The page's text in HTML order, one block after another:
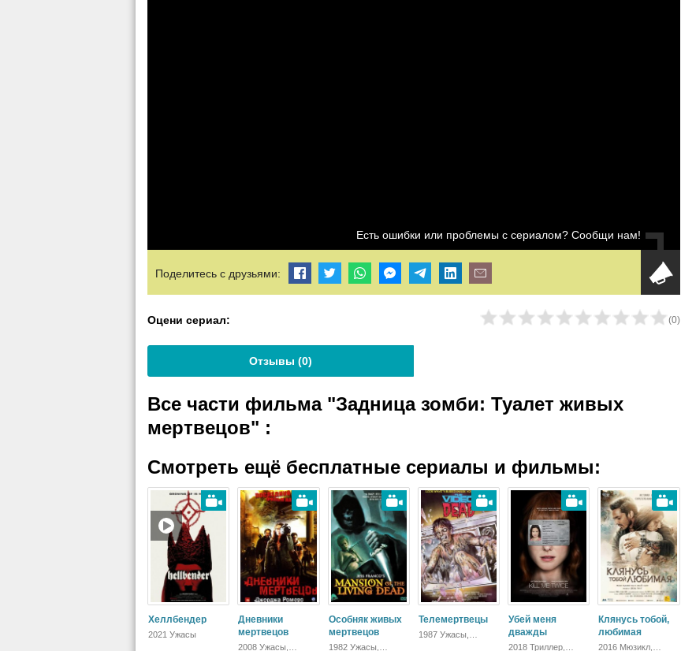
Есть ошибки или проблемы с сериалом? Сообщи нам!
Поделитесь с друзьями:
Оцени сериал: (0)
Отзывы (0)
Все части фильма "Задница зомби: Туалет живых
мертвецов" :
Смотреть ещё бесплатные сериалы и фильмы:
Хеллбендер
2021 Ужасы
Дневники
мертвецов
2008 Ужасы,
Особняк живых
мертвецов
1982 Ужасы,
Телемертвецы
1987 Ужасы,
Убей меня
дважды
2018 Триллер,
Клянусь тобой,
любимая
2016 Мюзикл,